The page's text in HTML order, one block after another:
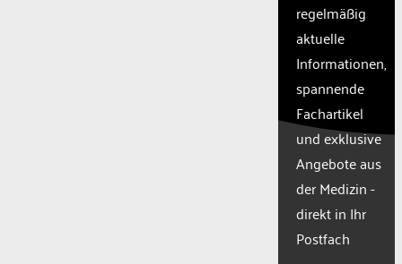
technologies
used.
by
Consent
Platform
regelmäßig
aktuelle
Informationen,
spannende
Fachartikel
und exklusive
Angebote aus
der Medizin -
direkt in Ihr
Postfach